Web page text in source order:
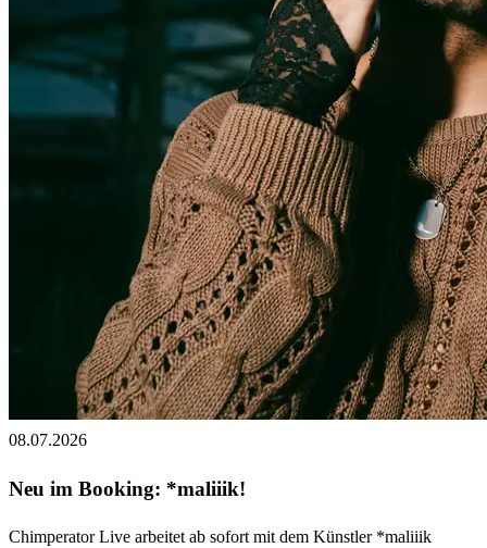
08.07.2026
Neu im Booking: *maliiik!
Chimperator Live arbeitet ab sofort mit dem Künstler *maliiik